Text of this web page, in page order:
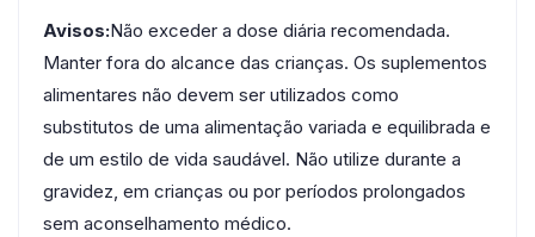
Avisos:Não exceder a dose diária recomendada.
Manter fora do alcance das crianças. Os suplementos
alimentares não devem ser utilizados como
substitutos de uma alimentação variada e equilibrada e
de um estilo de vida saudável. Não utilize durante a
gravidez, em crianças ou por períodos prolongados
sem aconselhamento médico.